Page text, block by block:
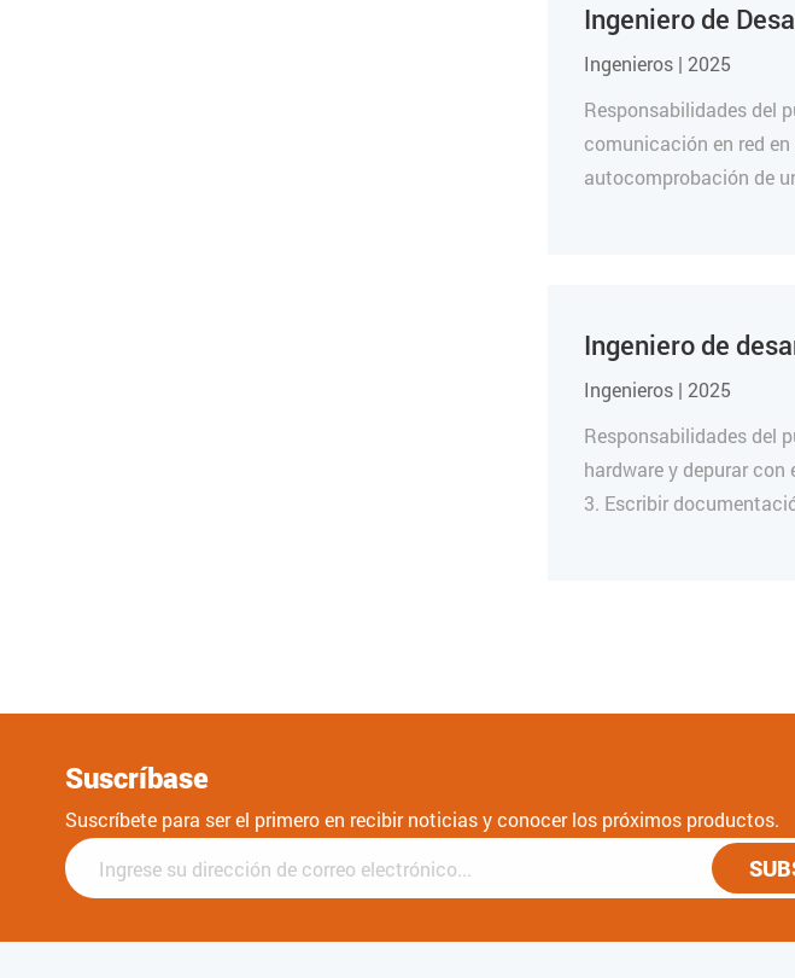
Ingeniero de
Ingenieros | 2025
Responsabilidades del
comunicación en red
autocomprobación de
Ingeniero de
Ingenieros | 2025
Responsabilidades del
hardware y depurar
3. Escribir
Suscríbase
Suscríbete para ser el primero en recibir noticias y conocer los próximos productos.